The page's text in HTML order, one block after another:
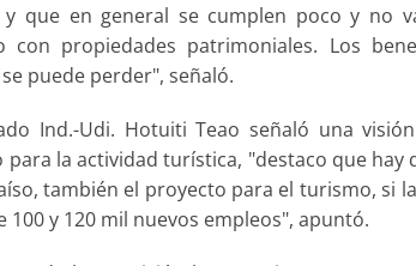
que en general se cumplen poco y no
con propiedades patrimoniales. Los
puede perder", señaló.
Ind.-Udi. Hotuiti Teao señaló una
para la actividad turística, "destaco que
también el proyecto para el turismo, si
100 y 120 mil nuevos empleos", apuntó.